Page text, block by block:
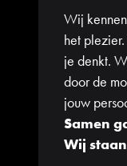
Wij
het
je denkt.
door de
jouw
Samen
Wij